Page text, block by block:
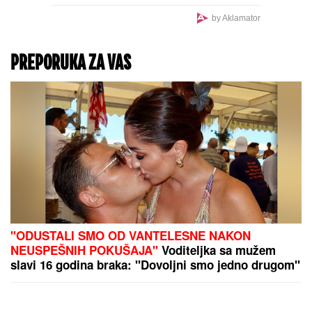
OGROMNE GUŽVE NA
GRANICAMA!
Na
ključnom prelazu ka
Hrvatskoj čeka se više od
TRI SATA: I na OVOM je
već pakleno